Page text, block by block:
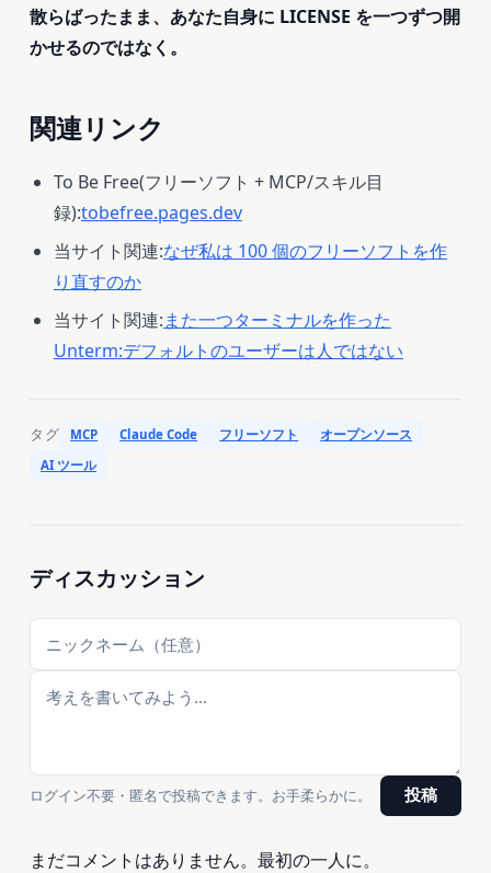
散らばったまま、あなた自身に LICENSE を一つずつ開
かせるのではなく。
関連リンク
To Be Free(フリーソフト + MCP/スキル目
録):tobefree.pages.dev
当サイト関連:なぜ私は 100 個のフリーソフトを作
り直すのか
当サイト関連:また一つターミナルを作った
Unterm:デフォルトのユーザーは人ではない
タグ MCP Claude Code フリーソフト
オープンソース
AI ツール
ディスカッション
ログイン不要・匿名で投稿できます。お手柔らかに。 投稿
まだコメントはありません。最初の一人に。